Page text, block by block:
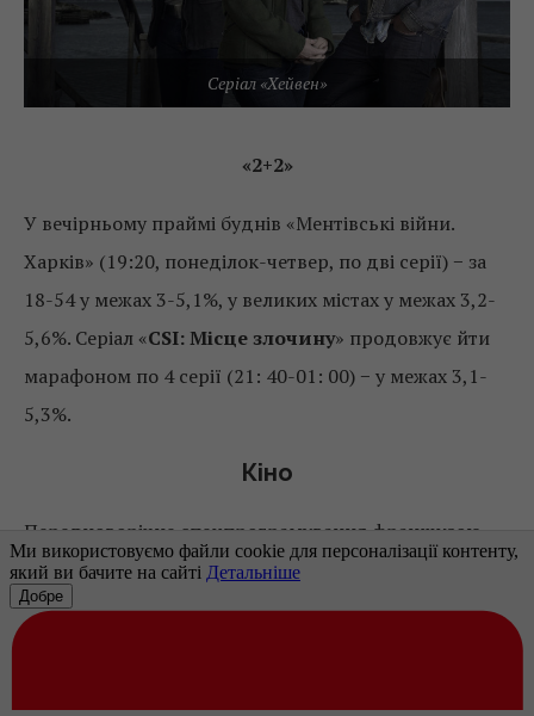
Серіал «Хейвен»
«2+2»
У вечірньому праймі буднів «Ментівські війни.
Харків» (19:20, понеділок-четвер, по дві серії) − за
18-54 у межах 3-5,1%, у великих містах у межах 3,2-
5,6%. Серіал «CSI: Місце злочину» продовжує йти
марафоном по 4 серії (21: 40-01: 00) − у межах 3,1-
5,3%.
Кіно
Передноворічне спецпрограмування франшизою
«Один вдома» пройшло на«1+1»
цього разу по-
особливому − не у перший тиждень року, а за